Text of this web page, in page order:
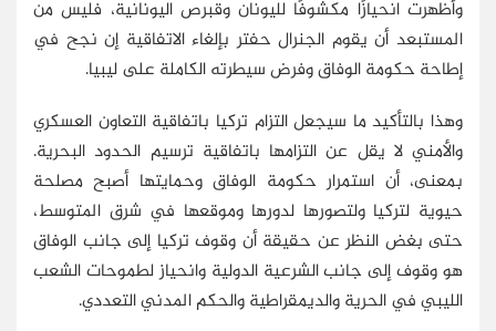
وأظهرت انحيازًا مكشوفًا لليونان وقبرص اليونانية، فليس من
المستبعد أن يقوم الجنرال حفتر بإلغاء الاتفاقية إن نجح في
إطاحة حكومة الوفاق وفرض سيطرته الكاملة على ليبيا.
وهذا بالتأكيد ما سيجعل التزام تركيا باتفاقية التعاون العسكري
والأمني لا يقل عن التزامها باتفاقية ترسيم الحدود البحرية.
بمعنى، أن استمرار حكومة الوفاق وحمايتها أصبح مصلحة
حيوية لتركيا ولتصورها لدورها وموقعها في شرق المتوسط،
حتى بغض النظر عن حقيقة أن وقوف تركيا إلى جانب الوفاق
هو وقوف إلى جانب الشرعية الدولية وانحياز لطموحات الشعب
الليبي في الحرية والديمقراطية والحكم المدني التعددي.